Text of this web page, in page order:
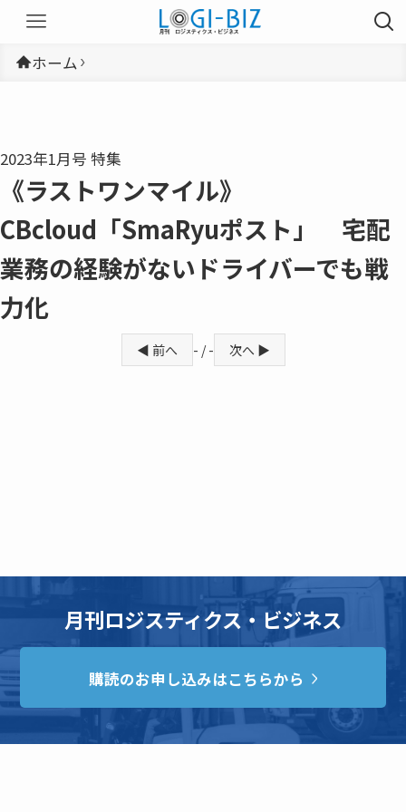
ホーム
2023年1月号 特集
《ラストワンマイル》
CBcloud「SmaRyuポスト」 宅配
業務の経験がないドライバーでも戦
力化
◀ 前へ - / - 次へ ▶
月刊ロジスティクス・ビジネス
購読のお申し込みはこちらから